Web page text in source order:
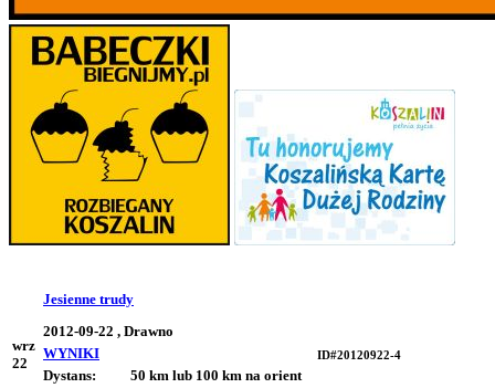
wrz
22
Jesienne trudy
2012-09-22 , Drawno
WYNIKI
Dystans:
50 km lub 100 km na orient
ID#20120922-4